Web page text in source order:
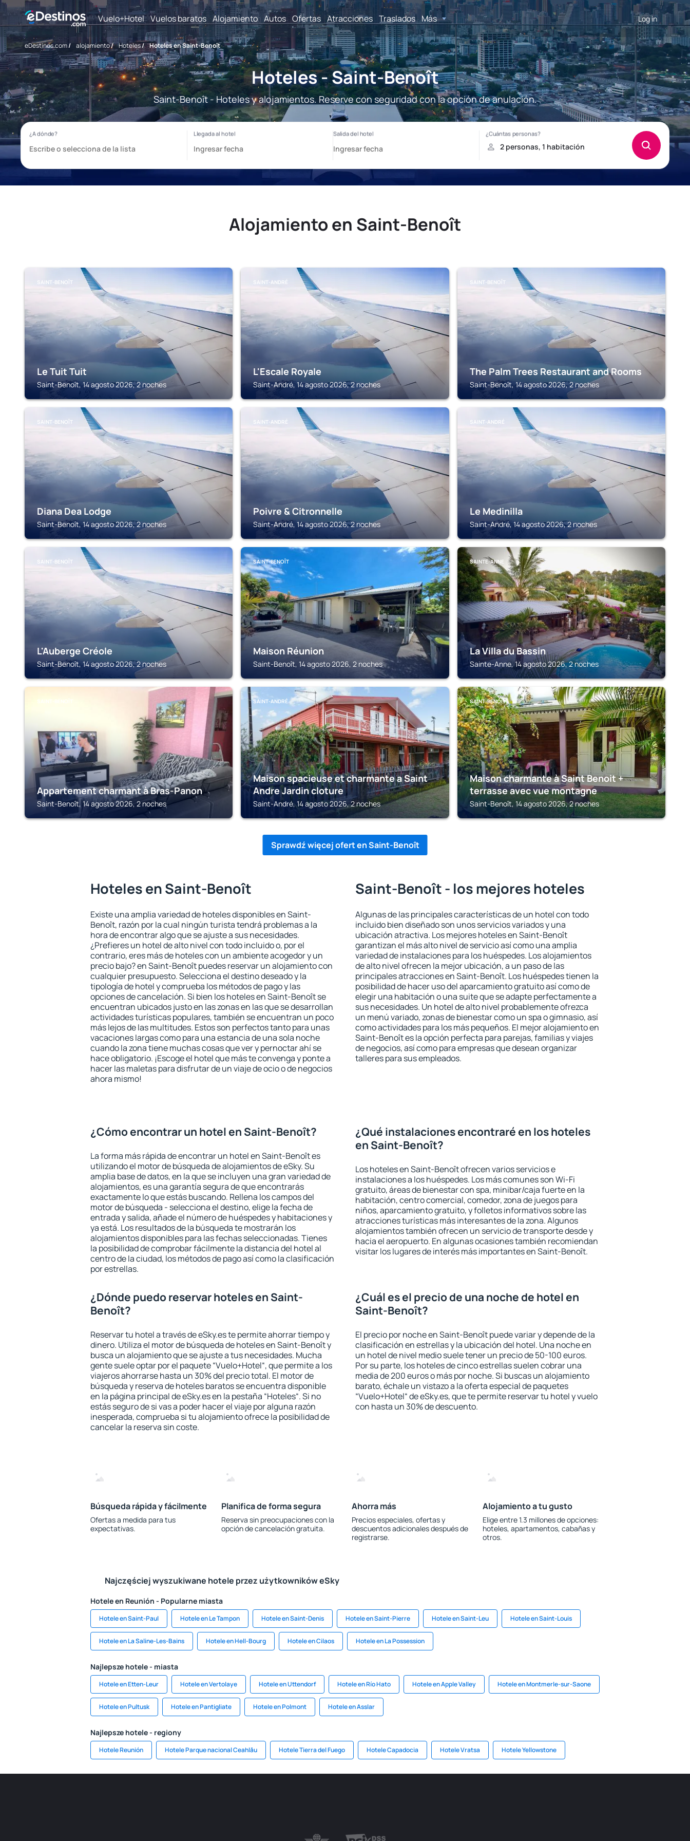
Vuelo+Hotel Vuelos baratos Alojamiento Autos Ofertas Atracciones Traslados Más Log in
eDestinos.com/ alojamiento/ Hoteles/ Hoteles en Saint-Benoît
Hoteles - Saint-Benoît
Saint-Benoît - Hoteles y alojamientos. Reserve con seguridad con la opción de anulación.
Alojamiento en Saint-Benoît
SAINT-BENOÎT
Le Tuit Tuit
Saint-Benoît, 14 agosto 2026, 2 noches
SAINT-ANDRÉ
L'Escale Royale
Saint-André, 14 agosto 2026, 2 noches
SAINT-BENOÎT
The Palm Trees Restaurant and Rooms
Saint-Benoît, 14 agosto 2026, 2 noches
SAINT-BENOÎT
Diana Dea Lodge
Saint-Benoît, 14 agosto 2026, 2 noches
SAINT-ANDRÉ
Poivre & Citronnelle
Saint-André, 14 agosto 2026, 2 noches
SAINT-ANDRÉ
Le Medinilla
Saint-André, 14 agosto 2026, 2 noches
SAINT-BENOÎT
L'Auberge Créole
Saint-Benoît, 14 agosto 2026, 2 noches
SAINT-BENOÎT
Maison Réunion
Saint-Benoît, 14 agosto 2026, 2 noches
SAINTE-ANNE
La Villa du Bassin
Sainte-Anne, 14 agosto 2026, 2 noches
SAINT-BENOÎT
Appartement charmant à Bras-Panon
Saint-Benoît, 14 agosto 2026, 2 noches
SAINT-ANDRÉ
Maison spacieuse et charmante a Saint
Andre Jardin cloture
Saint-André, 14 agosto 2026, 2 noches
SAINT-BENOÎT
Maison charmante à Saint Benoit +
terrasse avec vue montagne
Saint-Benoît, 14 agosto 2026, 2 noches
Sprawdź więcej ofert en Saint-Benoît
Hoteles en Saint-Benoît
Existe una amplia variedad de hoteles disponibles en Saint-
Benoît, razón por la cual ningún turista tendrá problemas a la
hora de encontrar algo que se ajuste a sus necesidades.
¿Prefieres un hotel de alto nivel con todo incluido o, por el
contrario, eres más de hoteles con un ambiente acogedor y un
precio bajo? en Saint-Benoît puedes reservar un alojamiento con
cualquier presupuesto. Selecciona el destino deseado y la
tipología de hotel y comprueba los métodos de pago y las
opciones de cancelación. Si bien los hoteles en Saint-Benoît se
encuentran ubicados justo en las zonas en las que se desarrollan
actividades turísticas populares, también se encuentran un poco
más lejos de las multitudes. Estos son perfectos tanto para unas
vacaciones largas como para una estancia de una sola noche
cuando la zona tiene muchas cosas que ver y pernoctar ahí se
hace obligatorio. ¡Escoge el hotel que más te convenga y ponte a
hacer las maletas para disfrutar de un viaje de ocio o de negocios
ahora mismo!
Saint-Benoît - los mejores hoteles
Algunas de las principales características de un hotel con todo
incluido bien diseñado son unos servicios variados y una
ubicación atractiva. Los mejores hoteles en Saint-Benoît
garantizan el más alto nivel de servicio así como una amplia
variedad de instalaciones para los huéspedes. Los alojamientos
de alto nivel ofrecen la mejor ubicación, a un paso de las
principales atracciones en Saint-Benoît. Los huéspedes tienen la
posibilidad de hacer uso del aparcamiento gratuito así como de
elegir una habitación o una suite que se adapte perfectamente a
sus necesidades. Un hotel de alto nivel probablemente ofrezca
un menú variado, zonas de bienestar como un spa o gimnasio, así
como actividades para los más pequeños. El mejor alojamiento en
Saint-Benoît es la opción perfecta para parejas, familias y viajes
de negocios, así como para empresas que desean organizar
talleres para sus empleados.
¿Cómo encontrar un hotel en Saint-Benoît?
La forma más rápida de encontrar un hotel en Saint-Benoît es
utilizando el motor de búsqueda de alojamientos de eSky. Su
amplia base de datos, en la que se incluyen una gran variedad de
alojamientos, es una garantía segura de que encontrarás
exactamente lo que estás buscando. Rellena los campos del
motor de búsqueda - selecciona el destino, elige la fecha de
entrada y salida, añade el número de huéspedes y habitaciones y
ya está. Los resultados de la búsqueda te mostrarán los
alojamientos disponibles para las fechas seleccionadas. Tienes
la posibilidad de comprobar fácilmente la distancia del hotel al
centro de la ciudad, los métodos de pago así como la clasificación
por estrellas.
¿Qué instalaciones encontraré en los hoteles
en Saint-Benoît?
Los hoteles en Saint-Benoît ofrecen varios servicios e
instalaciones a los huéspedes. Los más comunes son Wi-Fi
gratuito, áreas de bienestar con spa, minibar/caja fuerte en la
habitación, centro comercial, comedor, zona de juegos para
niños, aparcamiento gratuito, y folletos informativos sobre las
atracciones turísticas más interesantes de la zona. Algunos
alojamientos también ofrecen un servicio de transporte desde y
hacia el aeropuerto. En algunas ocasiones también recomiendan
visitar los lugares de interés más importantes en Saint-Benoît.
¿Dónde puedo reservar hoteles en Saint-
Benoît?
Reservar tu hotel a través de eSky.es te permite ahorrar tiempo y
dinero. Utiliza el motor de búsqueda de hoteles en Saint-Benoît y
busca un alojamiento que se ajuste a tus necesidades. Mucha
gente suele optar por el paquete “Vuelo+Hotel“, que permite a los
viajeros ahorrarse hasta un 30% del precio total. El motor de
búsqueda y reserva de hoteles baratos se encuentra disponible
en la página principal de eSky.es en la pestaña “Hoteles“. Si no
estás seguro de si vas a poder hacer el viaje por alguna razón
inesperada, comprueba si tu alojamiento ofrece la posibilidad de
cancelar la reserva sin coste.
¿Cuál es el precio de una noche de hotel en
Saint-Benoît?
El precio por noche en Saint-Benoît puede variar y depende de la
clasificación en estrellas y la ubicación del hotel. Una noche en
un hotel de nivel medio suele tener un precio de 50-100 euros.
Por su parte, los hoteles de cinco estrellas suelen cobrar una
media de 200 euros o más por noche. Si buscas un alojamiento
barato, échale un vistazo a la oferta especial de paquetes
“Vuelo+Hotel“ de eSky.es, que te permite reservar tu hotel y vuelo
con hasta un 30% de descuento.
Búsqueda rápida y fácilmente
Ofertas a medida para tus
expectativas.
Planifica de forma segura
Reserva sin preocupaciones con la
opción de cancelación gratuita.
Ahorra más
Precios especiales, ofertas y
descuentos adicionales después de
registrarse.
Alojamiento a tu gusto
Elige entre 1.3 millones de opciones:
hoteles, apartamentos, cabañas y
otros.
Najczęściej wyszukiwane hotele przez użytkowników eSky
Hotele en Reunión - Popularne miasta
Hotele en Saint-Paul Hotele en Le Tampon Hotele en Saint-Denis Hotele en Saint-Pierre Hotele en Saint-Leu Hotele en Saint-Louis
Hotele en La Saline-Les-Bains Hotele en Hell-Bourg Hotele en Cilaos Hotele en La Possession
Najlepsze hotele - miasta
Hotele en Etten-Leur Hotele en Vertolaye Hotele en Uttendorf Hotele en Río Hato Hotele en Apple Valley Hotele en Montmerle-sur-Saone
Hotele en Pultusk Hotele en Pantigliate Hotele en Polmont Hotele en Asslar
Najlepsze hotele - regiony
Hotele Reunión Hotele Parque nacional Ceahlău Hotele Tierra del Fuego Hotele Capadocia Hotele Vratsa Hotele Yellowstone